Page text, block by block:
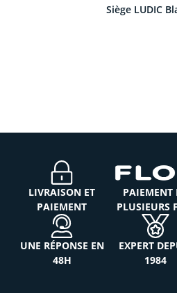
Siège LUDIC
LIVRAISON ET
PAIEMENT
PAIEMENT
PLUSIEURS
UNE RÉPONSE EN
48H
EXPERT
1984